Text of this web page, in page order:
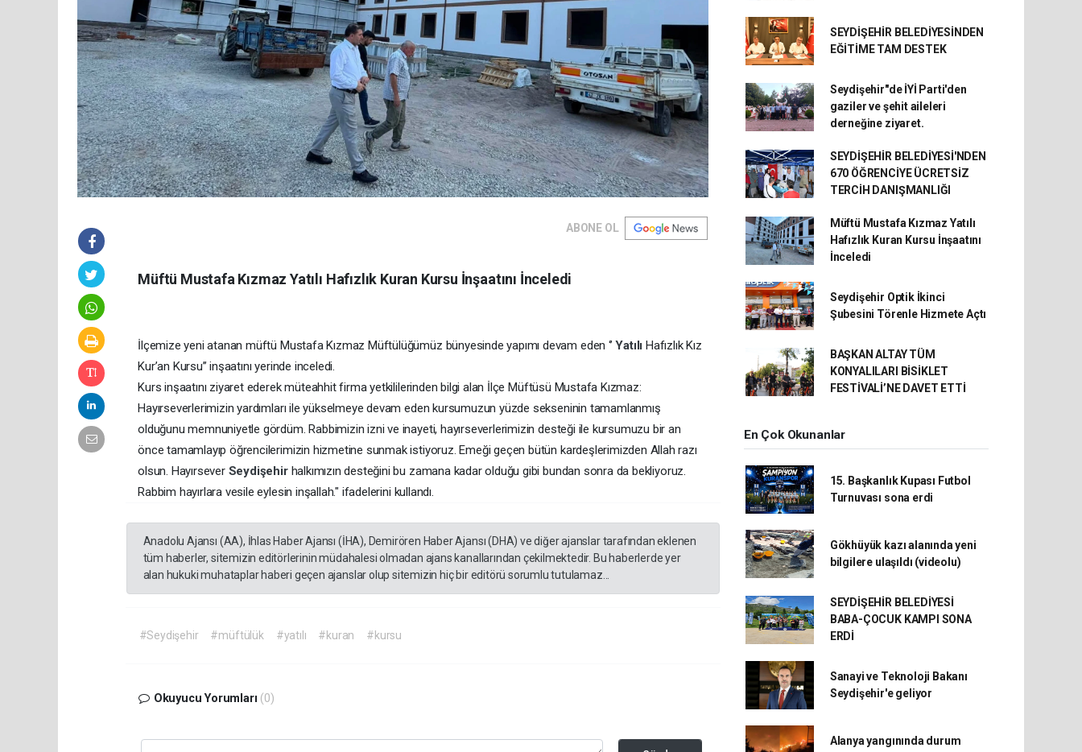
ABONE OL
Müftü Mustafa Kızmaz Yatılı Hafızlık Kuran Kursu İnşaatını İnceledi
İlçemize yeni atanan müftü Mustafa Kızmaz Müftülüğümüz bünyesinde yapımı devam eden ‘’Yatılı Hafızlık Kız
Kur’an Kursu’’ inşaatını yerinde inceledi.
Kurs inşaatını ziyaret ederek müteahhit firma yetkililerinden bilgi alan İlçe Müftüsü Mustafa Kızmaz:
Hayırseverlerimizin yardımları ile yükselmeye devam eden kursumuzun yüzde sekseninin tamamlanmış
olduğunu memnuniyetle gördüm. Rabbimizin izni ve inayeti, hayırseverlerimizin desteği ile kursumuzu bir an
önce tamamlayıp öğrencilerimizin hizmetine sunmak istiyoruz. Emeği geçen bütün kardeşlerimizden Allah razı
olsun. Hayırsever Seydişehir halkımızın desteğini bu zamana kadar olduğu gibi bundan sonra da bekliyoruz.
Rabbim hayırlara vesile eylesin inşallah." ifadelerini kullandı.
Anadolu Ajansı (AA), İhlas Haber Ajansı (İHA), Demirören Haber Ajansı (DHA) ve diğer ajanslar tarafından eklenen
tüm haberler, sitemizin editörlerinin müdahalesi olmadan ajans kanallarından çekilmektedir. Bu haberlerde yer
alan hukuki muhataplar haberi geçen ajanslar olup sitemizin hiç bir editörü sorumlu tutulamaz...
#Seydişehir #müftülük #yatılı #kuran #kursu
Okuyucu Yorumları (0)
SEYDİŞEHİR BELEDİYESİNDEN
EĞİTİME TAM DESTEK
Seydişehir"de İYİ Parti'den
gaziler ve şehit aileleri
derneğine ziyaret.
SEYDİŞEHİR BELEDİYESİ'NDEN
670 ÖĞRENCİYE ÜCRETSİZ
TERCİH DANIŞMANLIĞI
Müftü Mustafa Kızmaz Yatılı
Hafızlık Kuran Kursu İnşaatını
İnceledi
Seydişehir Optik İkinci
Şubesini Törenle Hizmete Açtı
BAŞKAN ALTAY TÜM
KONYALILARI BİSİKLET
FESTİVALİ’NE DAVET ETTİ
En Çok Okunanlar
15. Başkanlık Kupası Futbol
Turnuvası sona erdi
Gökhüyük kazı alanında yeni
bilgilere ulaşıldı (videolu)
SEYDİŞEHİR BELEDİYESİ
BABA-ÇOCUK KAMPI SONA
ERDİ
Sanayi ve Teknoloji Bakanı
Seydişehir'e geliyor
Alanya yangınında durum